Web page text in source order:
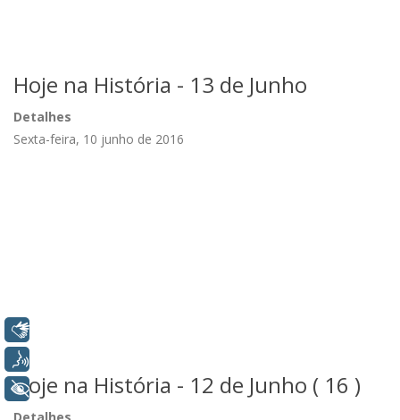
Hoje na História - 13 de Junho
Detalhes
Sexta-feira, 10 junho de 2016
Hoje na História - 12 de Junho ( 16 )
+ Acessibilidade